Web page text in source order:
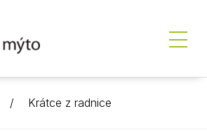
Krátce z radnice